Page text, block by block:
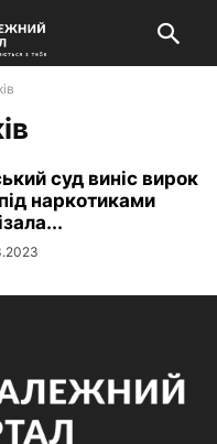
суд виніс вирок
наркотиками